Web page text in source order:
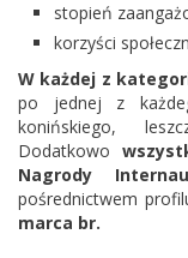
stopień
korzyści
W każdej z
po jednej z
konińskiego,
Dodatkowo
Nagrody
pośrednictwem
marca br.